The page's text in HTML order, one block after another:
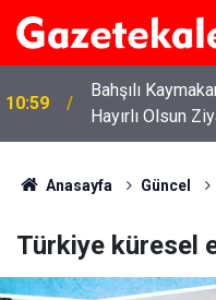
10:59
Bahşılı
Hayırlı Olsun
Anasayfa Güncel
Türkiye küresel